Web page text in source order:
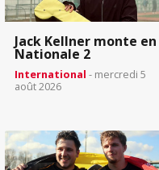
Jack Kellner monte en
Nationale 2
International - mercredi 5
août 2026